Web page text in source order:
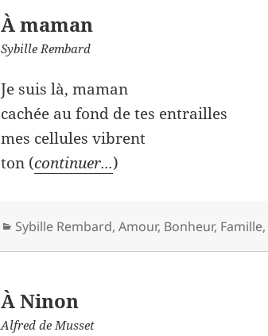
À maman
Sybille Rembard
Je suis là, maman
cachée au fond de tes entrailles
mes cellules vibrent
ton (continuer...)
Catégories
Sybille Rembard,Amour, Bonheur, Famille,
À Ninon
Alfred de Musset